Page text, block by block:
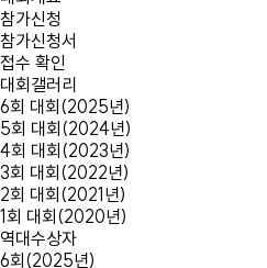
참가신청
참가신청서
접수 확인
대회갤러리
6회 대회(2025년)
5회 대회(2024년)
4회 대회(2023년)
3회 대회(2022년)
2회 대회(2021년)
1회 대회(2020년)
역대수상자
6회(2025년)